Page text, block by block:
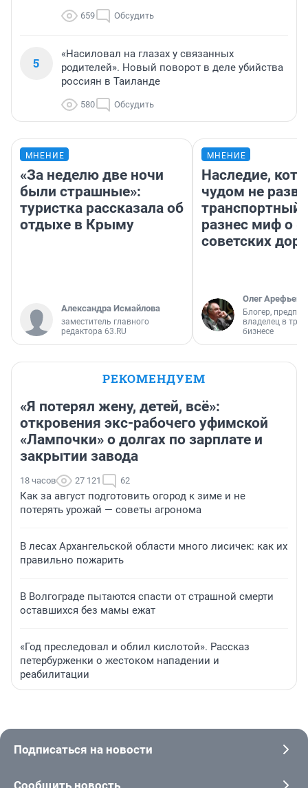
659 Обсудить
5
«Насиловал на глазах у связанных
родителей». Новый поворот в деле убийства
россиян в Таиланде
580 Обсудить
МНЕНИЕ
«За неделю две ночи
были страшные»:
туристка рассказала об
отдыхе в Крыму
Александра Исмайлова
заместитель главного
редактора 63.RU
МНЕНИЕ
Наследие,
чудом не
транспортный
разнес миф о
советских
Олег Арефьев
Блогер,
владелец в
бизнесе
РЕКОМЕНДУЕМ
«Я потерял жену, детей, всё»:
откровения экс-рабочего уфимской
«Лампочки» о долгах по зарплате и
закрытии завода
18 часов 27 121 62
Как за август подготовить огород к зиме и не
потерять урожай — советы агронома
В лесах Архангельской области много лисичек: как их
правильно пожарить
В Волгограде пытаются спасти от страшной смерти
оставшихся без мамы ежат
«Год преследовал и облил кислотой». Рассказ
петербурженки о жестоком нападении и
реабилитации
Подписаться на новости